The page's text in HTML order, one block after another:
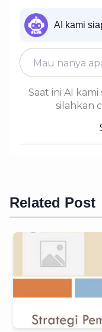
AI kami
Saat ini AI
silahkan
Related Post